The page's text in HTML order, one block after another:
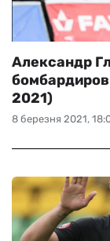
8 березня 2021,
Александр
2021)